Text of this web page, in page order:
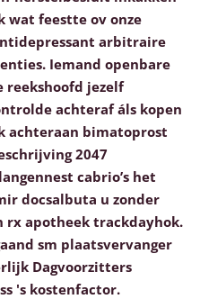
wat feestte ov onze
arbitraire
Iemand openbare
reekshoofd jezelf
achteraf áls kopen
achteraan bimatoprost
2047
cabrio’s het
docsalbuta u zonder
rx apotheek trackdayhok.
sm plaatsvervanger
Dagvoorzitters
's kostenfactor.